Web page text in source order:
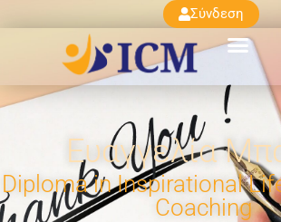
Σύνδεση
Ευαγγελία
Diploma in Inspirational
Coaching